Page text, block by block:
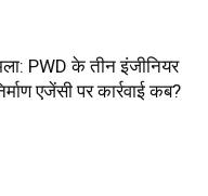
PWD के तीन इंजीनियर
एजेंसी पर कार्रवाई कब?